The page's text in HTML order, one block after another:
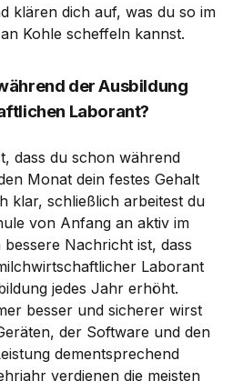
klären dich auf, was du so im
Kohle scheffeln kannst.
der Ausbildung
Laborant?
dass du schon während
Monat dein festes Gehalt
klar, schließlich arbeitest du
von Anfang an aktiv im
Nachricht ist, dass
Laborant
jedes Jahr erhöht.
besser und sicherer wirst
der Software und den
dementsprechend
verdienen die meisten